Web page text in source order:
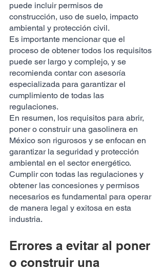
puede incluir permisos de
construcción, uso de suelo, impacto
ambiental y protección civil.
Es importante mencionar que el
proceso de obtener todos los requisitos
puede ser largo y complejo, y se
recomienda contar con asesoría
especializada para garantizar el
cumplimiento de todas las
regulaciones.
En resumen, los requisitos para abrir,
poner o construir una gasolinera en
México son rigurosos y se enfocan en
garantizar la seguridad y protección
ambiental en el sector energético.
Cumplir con todas las regulaciones y
obtener las concesiones y permisos
necesarios es fundamental para operar
de manera legal y exitosa en esta
industria.
Errores a evitar al poner
o construir una